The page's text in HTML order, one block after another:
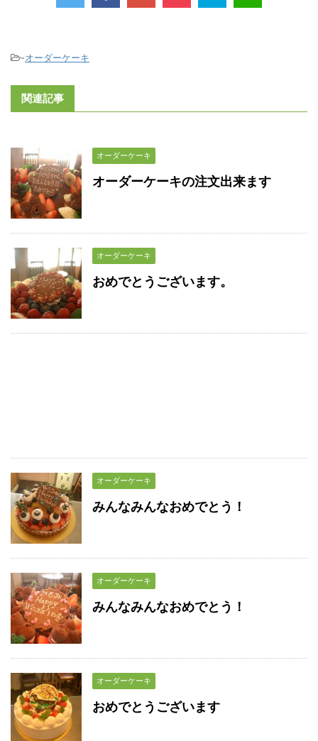
-オーダーケーキ
関連記事
オーダーケーキ
オーダーケーキの注文出来ます
オーダーケーキ
おめでとうございます。
オーダーケーキ
みんなみんなおめでとう！
オーダーケーキ
みんなみんなおめでとう！
オーダーケーキ
おめでとうございます